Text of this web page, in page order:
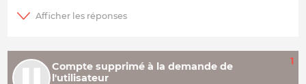
Compte supprimé à la demande de
l'utilisateur
1